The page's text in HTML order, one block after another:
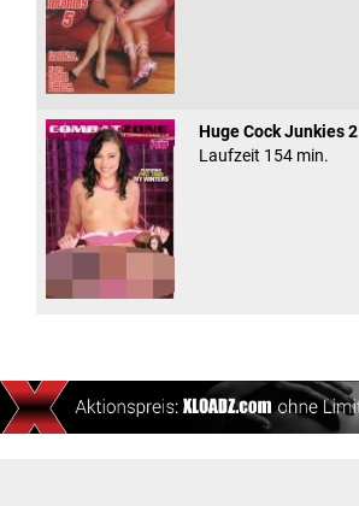
Huge Cock Junkies 2
Laufzeit 154 min.